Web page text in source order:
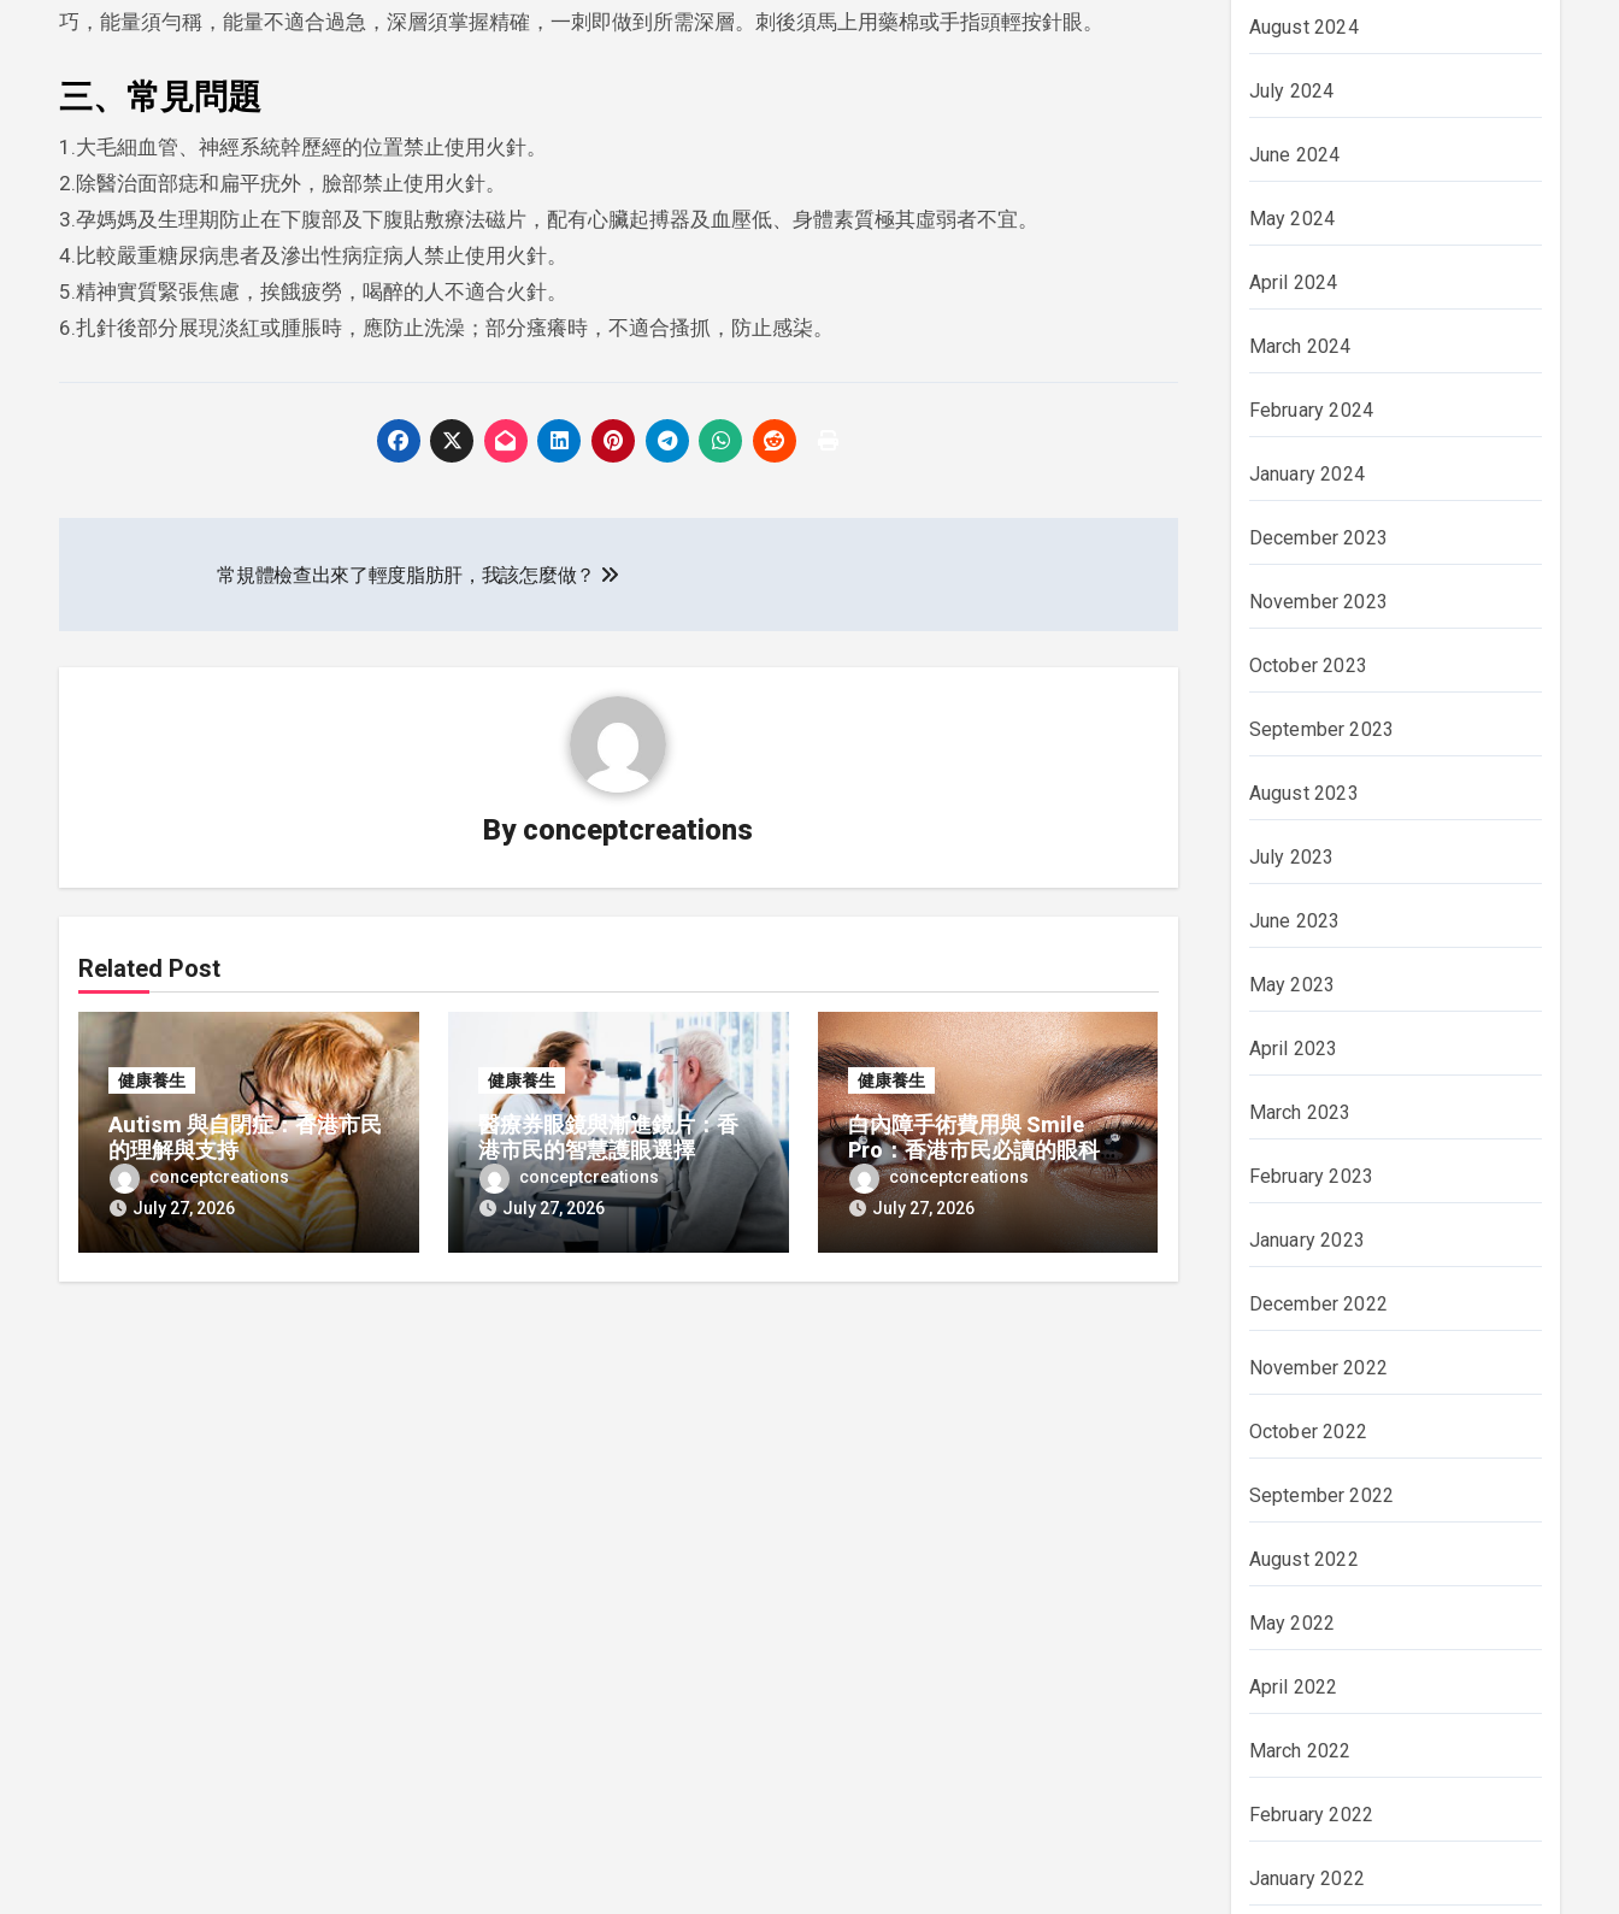
巧，能量須勻稱，能量不適合過急，深層須掌握精確，一刺即做到所需深層。刺後須馬上用藥棉或手指頭輕按針眼。
三、常見問題
1.大毛細血管、神經系統幹歷經的位置禁止使用火針。
2.除醫治面部痣和扁平疣外，臉部禁止使用火針。
3.孕媽媽及生理期防止在下腹部及下腹貼敷療法磁片，配有心臟起搏器及血壓低、身體素質極其虛弱者不宜。
4.比較嚴重糖尿病患者及滲出性病症病人禁止使用火針。
5.精神實質緊張焦慮，挨餓疲勞，喝醉的人不適合火針。
6.扎針後部分展現淡紅或腫脹時，應防止洗澡；部分瘙癢時，不適合搔抓，防止感柒。
navigation常規體檢查出來了輕度脂肪肝，我該怎麼做？
By conceptcreations
Related Post
健康養生
Autism 與自閉症：香港市民
的理解與支持
conceptcreations
July 27, 2026
健康養生
醫療券眼鏡與漸進鏡片：香
港市民的智慧護眼選擇
conceptcreations
July 27, 2026
健康養生
白內障手術費用與 Smile
Pro：香港市民必讀的眼科新
選擇conceptcreations
July 27, 2026
August 2024
July 2024
June 2024
May 2024
April 2024
March 2024
February 2024
January 2024
December 2023
November 2023
October 2023
September 2023
August 2023
July 2023
June 2023
May 2023
April 2023
March 2023
February 2023
January 2023
December 2022
November 2022
October 2022
September 2022
August 2022
May 2022
April 2022
March 2022
February 2022
January 2022